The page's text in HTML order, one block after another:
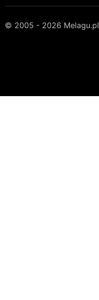
© 2005 - 2026 Melagu.pl